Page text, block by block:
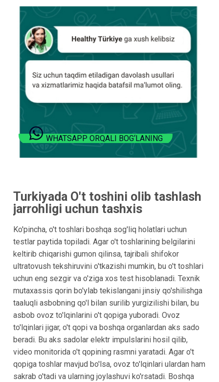
WHATSAPP ORQALI BOG‘LANING
Turkiyada O't toshini olib tashlash
jarrohligi uchun tashxis
Ko'pincha, o't toshlari boshqa sog'liq holatlari uchun
testlar paytida topiladi. Agar o't toshlarining belgilarini
keltirib chiqarishi gumon qilinsa, tajribali shifokor
ultratovush tekshiruvini o'tkazishi mumkin, bu o't toshlari
uchun eng sezgir va o'ziga xos test hisoblanadi. Texnik
mutaxassis qorin bo'ylab tekislangani jinsiy qo'shilishga
taaluqli asbobning qo'l bilan surilib yurgizilishi bilan, bu
asbob ovoz to'lqinlarini o't qopiga yuboradi. Ovoz
to'lqinlari jigar, o't qopi va boshqa organlardan aks sado
beradi. Bu aks sadolar elektr impulslarini hosil qilib,
video monitorida o't qopining rasmni yaratadi. Agar o't
qopiga toshlar mavjud bo'lsa, ovoz to'lqinlari ulardan ham
sakrab o'tadi va ularning joylashuvi ko'rsatadi. Boshqa